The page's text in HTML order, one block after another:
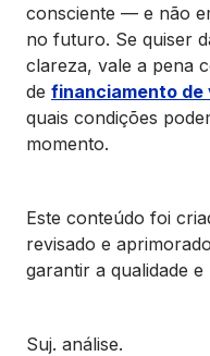
consciente — e não
no futuro. Se quiser
clareza, vale a pena
de financiamento de
quais condições
momento.
Este conteúdo foi
revisado e
garantir a qualidade
Suj. análise.